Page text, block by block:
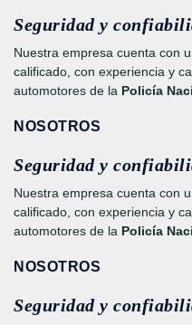
Seguridad y
Nuestra empresa cuenta con
calificado, con experiencia y
automotores de la Policía
NOSOTROS
Seguridad y
Nuestra empresa cuenta con
calificado, con experiencia y
automotores de la Policía
NOSOTROS
Seguridad y